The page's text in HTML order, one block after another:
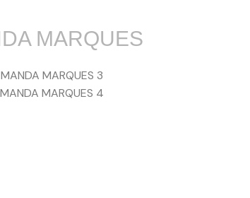
MARQUES